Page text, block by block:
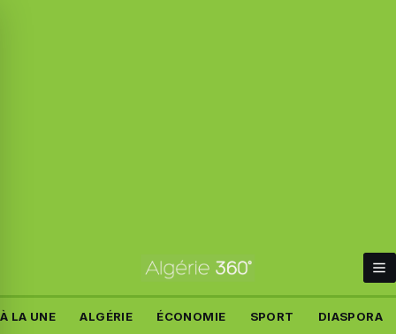
À LA UNE ALGÉRIE ÉCONOMIE SPORT DIASPORA